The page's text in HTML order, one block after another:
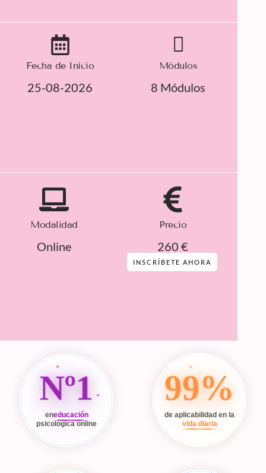
Fecha de Inicio
25-08-2026
Módulos
8 Módulos
Modalidad
Online
Precio
260 €
INSCRÍBETE AHORA
Nº1
eneducación
psicológica online
99%
de aplicabilidad en la
vida diaria